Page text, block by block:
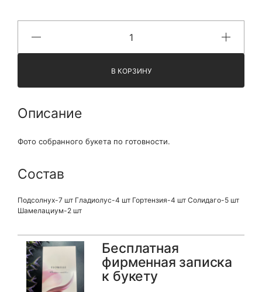
В КОРЗИНУ
Описание
Фото собранного букета по готовности.
Состав
Подсолнух-7 шт Гладиолус-4 шт Гортензия-4 шт Солидаго-5 шт
Шамелациум-2 шт
Бесплатная
фирменная записка
к букету